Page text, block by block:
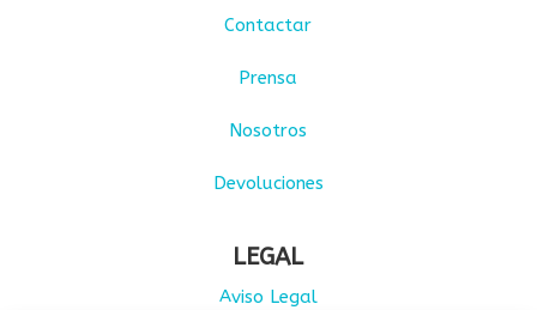
Contactar
Prensa
Nosotros
Devoluciones
LEGAL
Aviso Legal